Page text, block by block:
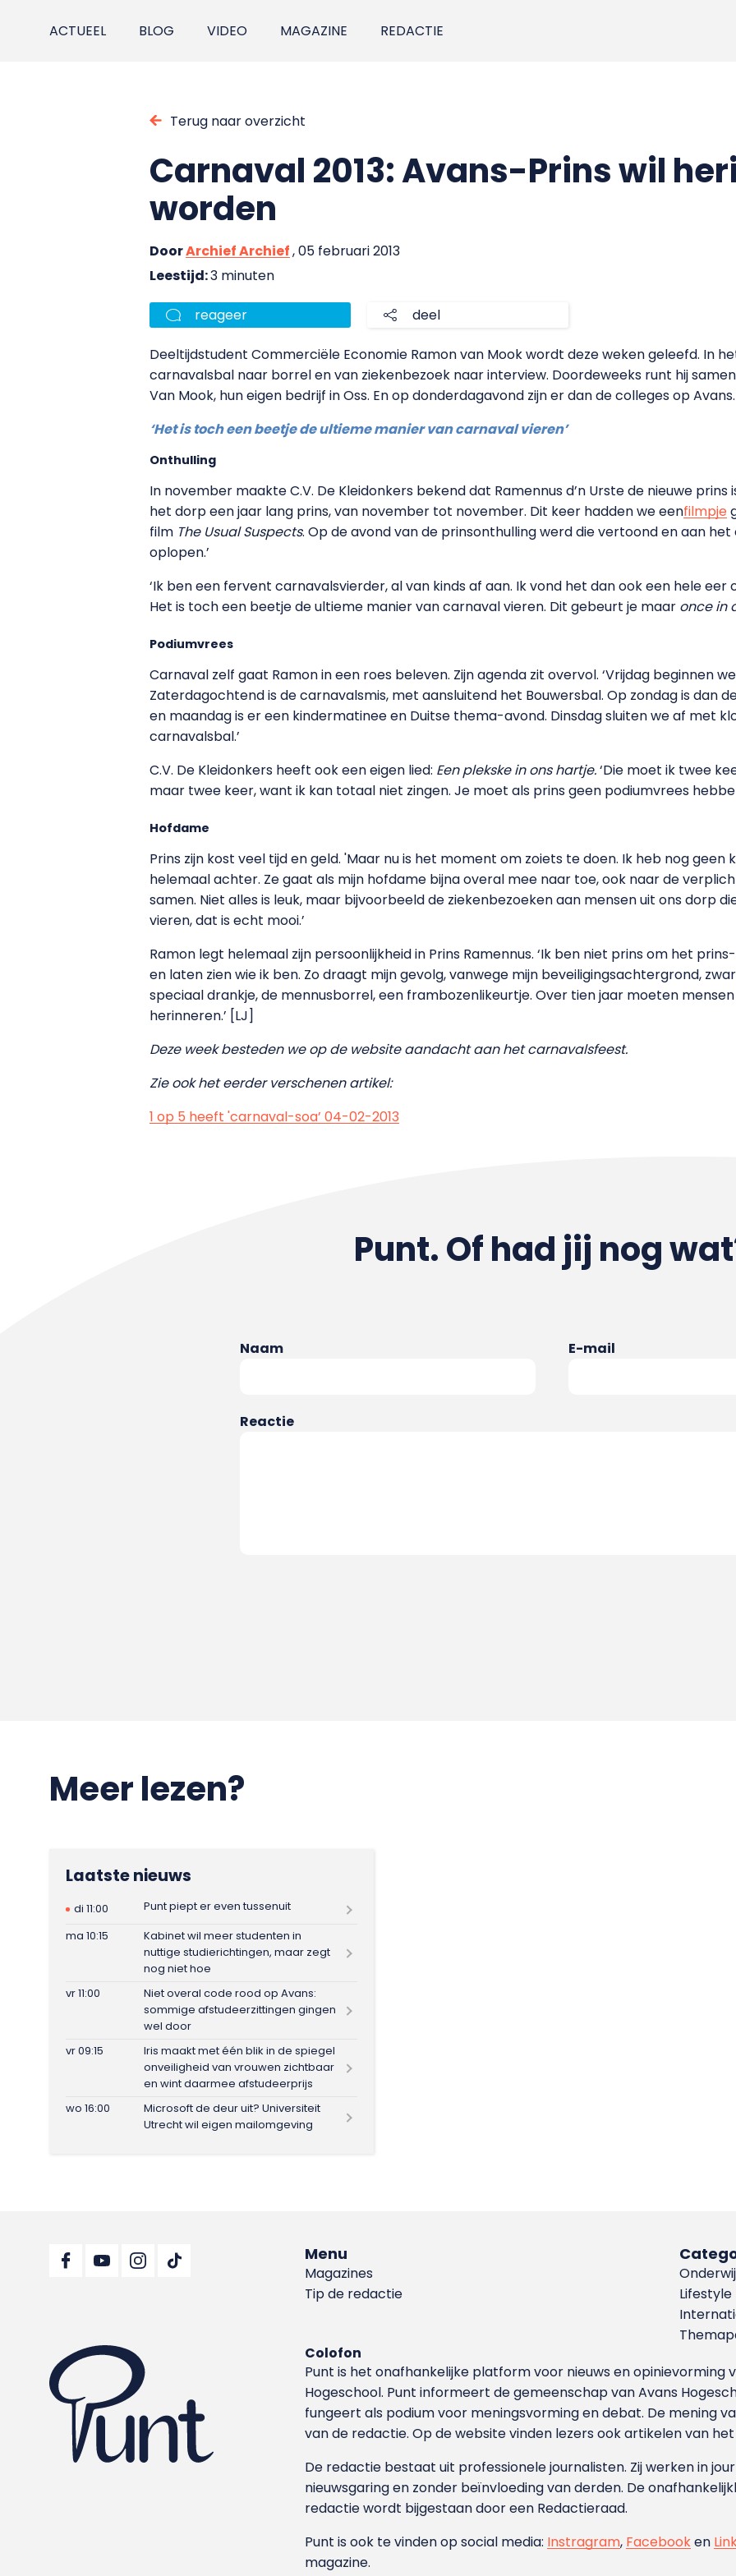
ACTUEEL BLOG VIDEO MAGAZINE REDACTIE
Terug naar overzicht
Carnaval 2013: Avans-Prins wil
worden
DoorArchief Archief, 05 februari 2013
Leestijd:3 minuten
reageer deel
Deeltijdstudent Commerciële Economie Ramon van Mook wordt deze weken geleefd. In
carnavalsbal naar borrel en van ziekenbezoek naar interview. Doordeweeks runt hij
Van Mook, hun eigen bedrijf in Oss. En op donderdagavond zijn er dan de colleges op Avans.
‘Het is toch een beetje de ultieme manier van carnaval vieren’
Onthulling
In november maakte C.V. De Kleidonkers bekend dat Ramennus d’n Urste de nieuwe prins
het dorp een jaar lang prins, van november tot november. Dit keer hadden we eenfilmpje
film The Usual Suspects. Op de avond van de prinsonthulling werd die vertoond en aan
oplopen.’
‘Ik ben een fervent carnavalsvierder, al van kinds af aan. Ik vond het dan ook een hele
Het is toch een beetje de ultieme manier van carnaval vieren. Dit gebeurt je maar once in
Podiumvrees
Carnaval zelf gaat Ramon in een roes beleven. Zijn agenda zit overvol. ‘Vrijdag beginnen
Zaterdagochtend is de carnavalsmis, met aansluitend het Bouwersbal. Op zondag is dan
en maandag is er een kindermatinee en Duitse thema-avond. Dinsdag sluiten we af met
carnavalsbal.’
C.V. De Kleidonkers heeft ook een eigen lied: Een plekske in ons hartje.‘Die moet ik twee
maar twee keer, want ik kan totaal niet zingen. Je moet als prins geen podiumvrees
Hofdame
Prins zijn kost veel tijd en geld. 'Maar nu is het moment om zoiets te doen. Ik heb nog
helemaal achter. Ze gaat als mijn hofdame bijna overal mee naar toe, ook naar de
samen. Niet alles is leuk, maar bijvoorbeeld de ziekenbezoeken aan mensen uit ons dorp
vieren, dat is echt mooi.’
Ramon legt helemaal zijn persoonlijkheid in Prins Ramennus. ‘Ik ben niet prins om het
en laten zien wie ik ben. Zo draagt mijn gevolg, vanwege mijn beveiligingsachtergrond,
speciaal drankje, de mennusborrel, een frambozenlikeurtje. Over tien jaar moeten
herinneren.’ [LJ]
Deze week besteden we op de website aandacht aan het carnavalsfeest.
Zie ook het eerder verschenen artikel:
1 op 5 heeft 'carnaval-soa’ 04-02-2013
Punt. Of had jij nog
Naam E-mail
Reactie
Meer lezen?
Laatste nieuws
di 11:00
Punt piept er even tussenuit
ma 10:15
Kabinet wil meer studenten in
nuttige studierichtingen, maar zegt
nog niet hoe
vr 11:00
Niet overal code rood op Avans:
sommige afstudeerzittingen gingen
wel door
vr 09:15
Iris maakt met één blik in de spiegel
onveiligheid van vrouwen zichtbaar
en wint daarmee afstudeerprijs
wo 16:00
Microsoft de deur uit? Universiteit
Utrecht wil eigen mailomgeving
Menu
Magazines
Tip de redactie
Lifestyle
Colofon
Punt is het onafhankelijke platform voor nieuws en
Hoge­school. Punt informeert de gemeenschap van Avans
fungeert als podium voor meningsvorming en debat. De mening
van de redactie. Op de website vinden lezers ook artikelen van
De redactie bestaat uit professionele journalisten. Zij werken in
nieuwsgaring en zonder beïnvloeding van derden. De
redactie wordt bijgestaan door een Redactieraad.
Punt is ook te vinden op social media: Instragram, Facebooken
magazine.